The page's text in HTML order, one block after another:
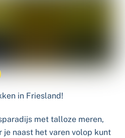
in Friesland!
met talloze meren,
je naast het varen volop kunt